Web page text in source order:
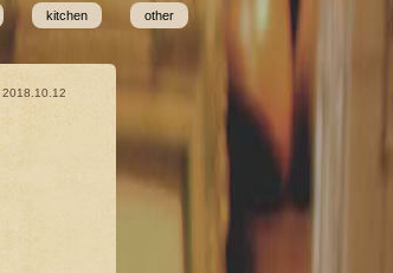
kitchen other
2018.10.12